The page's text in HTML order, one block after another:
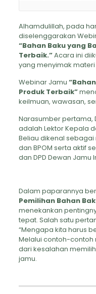
Alhamdulillah, pada
diselenggarakan
“Bahan Baku yang
Terbaik.”Acara ini
yang menyimak
Webinar Jamu
Produk Terbaik”
keilmuan, wawasan,
Narasumber pertama,
adalah Lektor Kepala
Beliau dikenal sebagai
dan BPOM serta aktif
dan DPD Dewan Jamu
Dalam paparannya
Pemilihan Bahan
menekankan
tepat. Salah satu
“Mengapa kita harus
Melalui contoh-contoh
dari kesalahan
jamu.